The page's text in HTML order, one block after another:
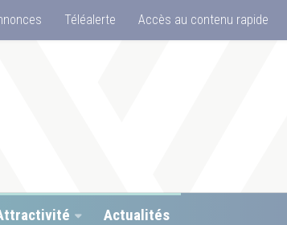
Téléalerte Accès au contenu rapide
Actualités